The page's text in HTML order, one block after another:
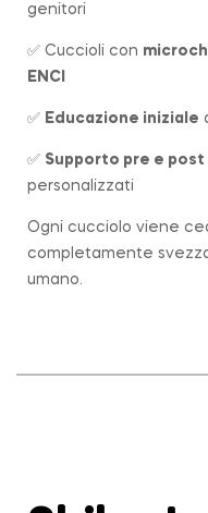
genitori
✅ Cuccioli con
ENCI
✅ Educazione iniziale
✅ Supporto pre e post
personalizzati
Ogni cucciolo viene
completamente
umano.